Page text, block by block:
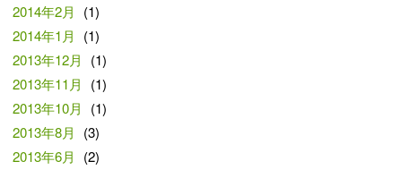
2014年2月
(1)
2014年1月
(1)
2013年12月
(1)
2013年11月
(1)
2013年10月
(1)
2013年8月
(3)
2013年6月
(2)